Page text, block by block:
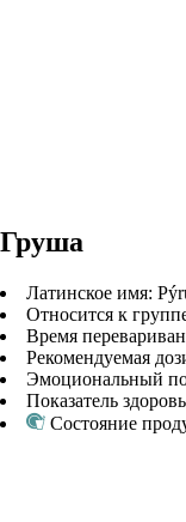
Груша
Латинское имя:
Относится к
Время
Рекомендуемая
Эмоциональный
Показатель
Состояние